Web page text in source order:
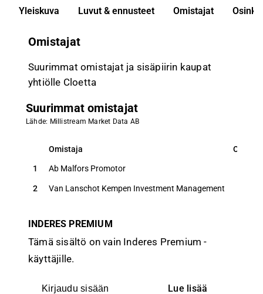
Yleiskuva Luvut & ennusteet Omistajat Osinko
Omistajat
Suurimmat omistajat ja sisäpiirin kaupat
yhtiölle Cloetta
Suurimmat omistajat
Lähde: Millistream Market Data AB
Omistaja Osuus
Omistaja Osuus
1 Ab Malfors Promotor
2 Van Lanschot Kempen Investment Management
INDERES PREMIUM
Tämä sisältö on vain Inderes Premium -
käyttäjille.
Kirjaudu sisään Lue lisää